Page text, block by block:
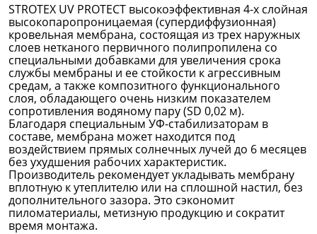
STROTEX UV PROTECT высокоэффективная 4-х слойная
высокопаропроницаемая (супердиффузионная)
кровельная мембрана, состоящая из трех наружных
слоев нетканого первичного полипропилена со
специальными добавками для увеличения срока
службы мембраны и ее стойкости к агрессивным
средам, а также композитного функционального
слоя, обладающего очень низким показателем
сопротивления водяному пару (SD 0,02 м).
Благодаря специальным УФ-стабилизаторам в
составе, мембрана может находится под
воздействием прямых солнечных лучей до 6 месяцев
без ухудшения рабочих характеристик.
Производитель рекомендует укладывать мембрану
вплотную к утеплителю или на сплошной настил, без
дополнительного зазора. Это сэкономит
пиломатериалы, метизную продукцию и сократит
время монтажа.